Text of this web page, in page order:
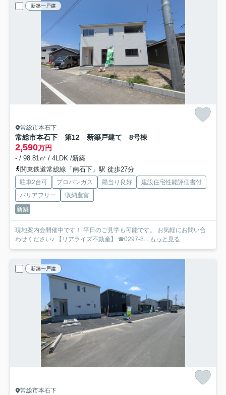
新築一戸建
常総市本石下
常総市本石下 第12 新築戸建て 8号棟
2,590万円
- / 98.81㎡ / 4LDK /新築
関東鉄道常総線「南石下」駅 徒歩27分
駐車2台可 プロパンガス 陽当り良好
建設住宅性能評価書付
バリアフリー
収納豊富
新築
現地案内会開催中です！ 平日のご見学も可能です。 お気軽にお問い合
わせください♪ 【リアライズ不動産】 ☎0297-8... もっと見る
新築一戸建
常総市本石下